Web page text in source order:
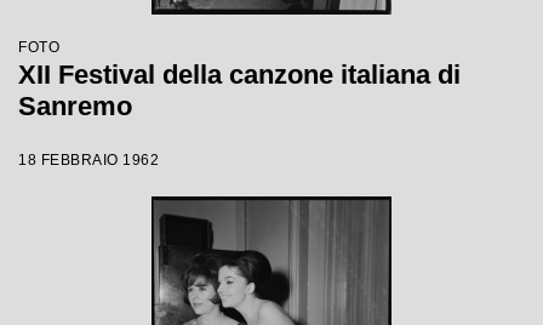
FOTO
XII Festival della canzone italiana di
Sanremo
18 FEBBRAIO 1962